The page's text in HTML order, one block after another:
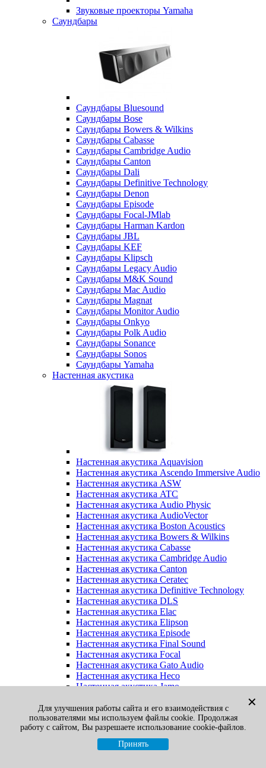
Звуковые проекторы Yamaha
Саундбары
Саундбары Bluesound
Саундбары Bose
Саундбары Bowers & Wilkins
Саундбары Cabasse
Саундбары Cambridge Audio
Саундбары Canton
Саундбары Dali
Саундбары Definitive Technology
Саундбары Denon
Саундбары Episode
Саундбары Focal-JMlab
Саундбары Harman Kardon
Саундбары JBL
Саундбары KEF
Саундбары Klipsch
Саундбары Legacy Audio
Саундбары M&K Sound
Саундбары Mac Audio
Саундбары Magnat
Саундбары Monitor Audio
Саундбары Onkyo
Саундбары Polk Audio
Саундбары Sonance
Саундбары Sonos
Саундбары Yamaha
Настенная акустика
Настенная акустика Aquavision
Настенная акустика Ascendo Immersive Audio
Настенная акустика ASW
Настенная акустика ATC
Настенная акустика Audio Physic
Настенная акустика AudioVector
Настенная акустика Boston Acoustics
Настенная акустика Bowers & Wilkins
Настенная акустика Cabasse
Настенная акустика Cambridge Audio
Настенная акустика Canton
Настенная акустика Ceratec
Настенная акустика Definitive Technology
Настенная акустика DLS
Настенная акустика Elac
Настенная акустика Elipson
Настенная акустика Episode
Настенная акустика Final Sound
Настенная акустика Focal
Настенная акустика Gato Audio
Настенная акустика Heco
Настенная акустика Jamo
Настенная акустика Klipsch
Настенная акустика Legacy
Настенная акустика M&K Sound
Настенная акустика Martin Logan
Настенная акустика McIntosh
✕
Для улучшения работы сайта и его взаимодействия с
пользователями мы используем файлы cookie. Продолжая
работу с сайтом, Вы разрешаете использование cookie-файлов.
Принять